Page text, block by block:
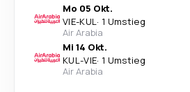
Mo 05 Okt.
VIE-KUL· 1 Umstieg
Air Arabia
Mi 14 Okt.
KUL-VIE· 1 Umstieg
Air Arabia